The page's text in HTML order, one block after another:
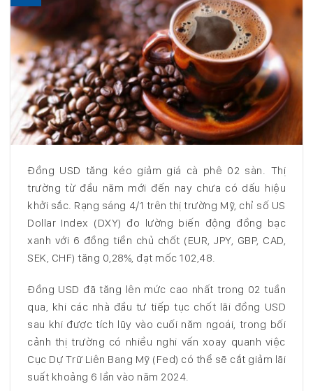
Đồng USD tăng kéo giảm giá cà phê 02 sàn. Thị
trường từ đầu năm mới đến nay chưa có dấu hiệu
khởi sắc. Rạng sáng 4/1 trên thị trường Mỹ, chỉ số US
Dollar Index (DXY) đo lường biến động đồng bạc
xanh với 6 đồng tiền chủ chốt (EUR, JPY, GBP, CAD,
SEK, CHF) tăng 0,28%, đạt mốc 102,48.
Đồng USD đã tăng lên mức cao nhất trong 02 tuần
qua, khi các nhà đầu tư tiếp tục chốt lãi đồng USD
sau khi được tích lũy vào cuối năm ngoái, trong bối
cảnh thị trường có nhiều nghi vấn xoay quanh việc
Cục Dự Trữ Liên Bang Mỹ (Fed) có thể sẽ cắt giảm lãi
suất khoảng 6 lần vào năm 2024.